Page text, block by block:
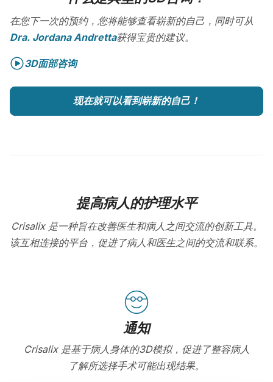
在您下一次的预约，您将能够查看崭新的自己，同时可从
Dra. Jordana Andretta获得宝贵的建议。
3D面部咨询
现在就可以看到崭新的自己！
提高病人的护理水平
Crisalix 是一种旨在改善医生和病人之间交流的创新工具。
该互相连接的平台，促进了病人和医生之间的交流和联系。
通知
Crisalix 是基于病人身体的3D模拟，促进了整容病人
了解所选择手术可能出现结果。